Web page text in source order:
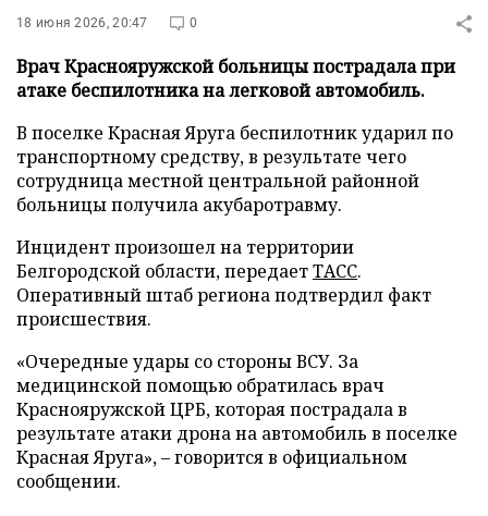
18 июня 2026, 20:47 0
Врач Краснояружской больницы пострадала при
атаке беспилотника на легковой автомобиль.
В поселке Красная Яруга беспилотник ударил по
транспортному средству, в результате чего
сотрудница местной центральной районной
больницы получила акубаротравму.
Инцидент произошел на территории
Белгородской области, передаетТАСС.
Оперативный штаб региона подтвердил факт
происшествия.
«Очередные удары со стороны ВСУ. За
медицинской помощью обратилась врач
Краснояружской ЦРБ, которая пострадала в
результате атаки дрона на автомобиль в поселке
Красная Яруга», – говорится в официальном
сообщении.